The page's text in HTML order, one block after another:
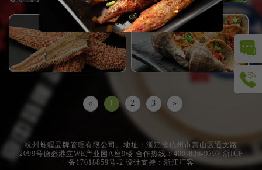
« 1 2 3 »
杭州蛙喔品牌管理有限公司。地址：浙江省杭州市萧山区通文路
2099号德必港立WE产业园A座9楼 合作热线：400-826-9797 浙ICP
备17018859号-2 设计支持：浙江汇客